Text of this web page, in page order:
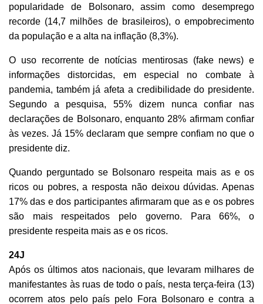
popularidade de Bolsonaro, assim como desemprego
recorde (14,7 milhões de brasileiros), o empobrecimento
da população e a alta na inflação (8,3%).
O uso recorrente de notícias mentirosas (fake news) e
informações distorcidas, em especial no combate à
pandemia, também já afeta a credibilidade do presidente.
Segundo a pesquisa, 55% dizem nunca confiar nas
declarações de Bolsonaro, enquanto 28% afirmam confiar
às vezes. Já 15% declaram que sempre confiam no que o
presidente diz.
Quando perguntado se Bolsonaro respeita mais as e os
ricos ou pobres, a resposta não deixou dúvidas. Apenas
17% das e dos participantes afirmaram que as e os pobres
são mais respeitados pelo governo. Para 66%, o
presidente respeita mais as e os ricos.
24J
Após os últimos atos nacionais, que levaram milhares de
manifestantes às ruas de todo o país, nesta terça-feira (13)
ocorrem atos pelo país pelo Fora Bolsonaro e contra a